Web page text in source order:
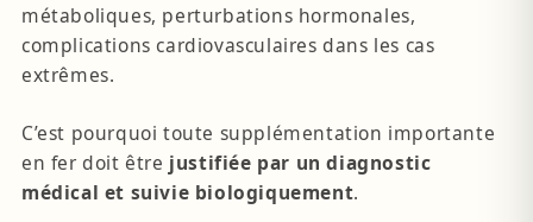
métaboliques, perturbations hormonales,
complications cardiovasculaires dans les cas
extrêmes.
C’est pourquoi toute supplémentation importante
en fer doit être justifiée par un diagnostic
médical et suivie biologiquement.